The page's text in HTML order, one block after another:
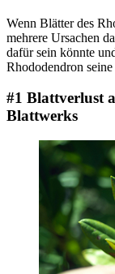
Wenn Blätter des
mehrere Ursachen
dafür sein könnte
Rhododendron
#1 Blattverlust
Blattwerks